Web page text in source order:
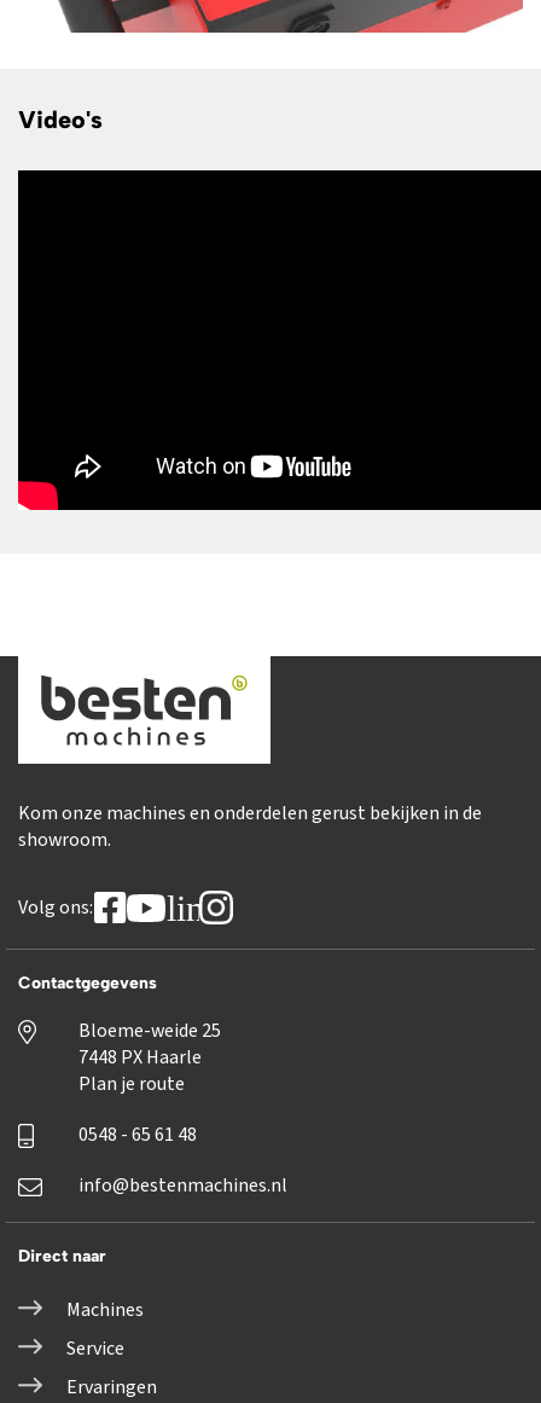
Video's
Kom onze machines en onderdelen gerust bekijken in de
showroom.
Volg ons: linkedin
Contactgegevens
Bloeme-weide 25
7448 PX Haarle
Plan je route
0548 - 65 61 48
info@bestenmachines.nl
Direct naar
Machines
Service
Ervaringen